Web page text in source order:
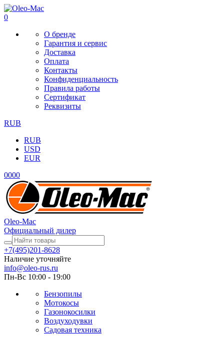
0
О бренде
Гарантия и сервис
Доставка
Оплата
Контакты
Конфиденциальность
Правила работы
Сертификат
Реквизиты
RUB
RUB
USD
EUR
0000
Oleo-Mac
Официальный дилер
+7(495)201-8628
Наличие уточняйте
info@oleo-rus.ru
Пн-Вс 10:00 - 19:00
Бензопилы
Мотокосы
Газонокосилки
Воздуходувки
Садовая техника